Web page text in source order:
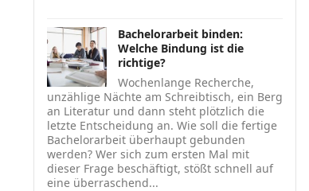
Bachelorarbeit binden:
Welche Bindung ist die
richtige?
Wochenlange Recherche,
unzählige Nächte am Schreibtisch, ein Berg
an Literatur und dann steht plötzlich die
letzte Entscheidung an. Wie soll die fertige
Bachelorarbeit überhaupt gebunden
werden? Wer sich zum ersten Mal mit
dieser Frage beschäftigt, stößt schnell auf
eine überraschend...